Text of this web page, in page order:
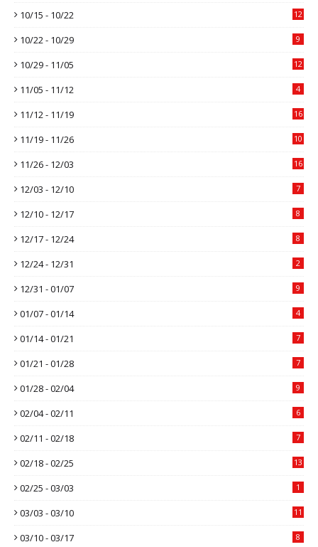
10/15 - 10/22 12
10/22 - 10/29 9
10/29 - 11/05 12
11/05 - 11/12 4
11/12 - 11/19 16
11/19 - 11/26 10
11/26 - 12/03 16
12/03 - 12/10 7
12/10 - 12/17 8
12/17 - 12/24 8
12/24 - 12/31 2
12/31 - 01/07 9
01/07 - 01/14 4
01/14 - 01/21 7
01/21 - 01/28 7
01/28 - 02/04 9
02/04 - 02/11 6
02/11 - 02/18 7
02/18 - 02/25 13
02/25 - 03/03 1
03/03 - 03/10 11
03/10 - 03/17 8